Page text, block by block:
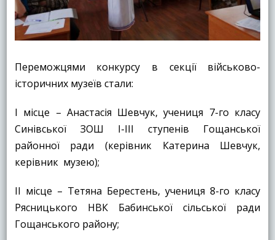
Переможцями конкурсу в секції військово-
історичних музеїв стали:
І місце – Анастасія Шевчук, учениця 7-го класу
Синівської ЗОШ І-ІІІ ступенів Гощанської
районної ради (керівник Катерина Шевчук,
керівник музею);
ІІ місце – Тетяна Берестень, учениця 8-го класу
Рясницького НВК Бабинської сільської ради
Гощанського району;